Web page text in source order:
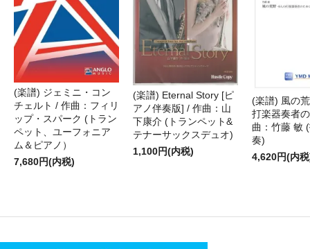
(楽譜) ジェミニ・コン
チェルト / 作曲：フィリ
ップ・スパーク (トラン
ペット、ユーフォニア
ム＆ピアノ）
7,680円(内税)
(楽譜) Eternal Story [ピ
アノ伴奏版] / 作曲：山
下康介 (トランペット&
テナーサックスデュオ)
1,100円(内税)
(楽譜) 風の
打楽器奏者
曲：竹藤 敏
奏)
4,620円(内